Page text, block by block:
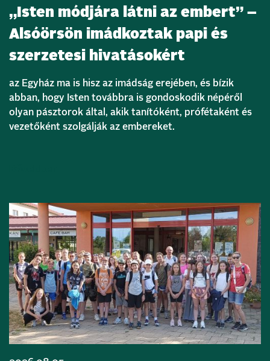
„Isten módjára látni az embert” –
Alsóörsön imádkoztak papi és
szerzetesi hivatásokért
az Egyház ma is hisz az imádság erejében, és bízik
abban, hogy Isten továbbra is gondoskodik népéről
olyan pásztorok által, akik tanítóként, prófétaként és
vezetőként szolgálják az embereket.